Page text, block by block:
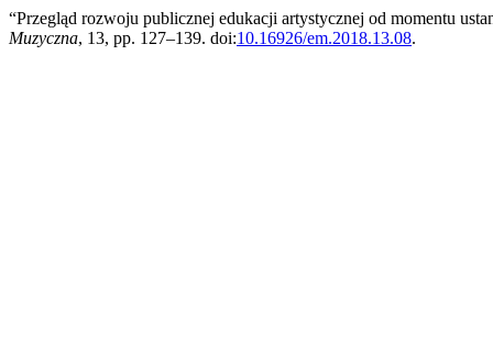
“Przegląd rozwoju publicznej edukacji artystycznej od momentu
Muzyczna, 13, pp. 127–139. doi:10.16926/em.2018.13.08.